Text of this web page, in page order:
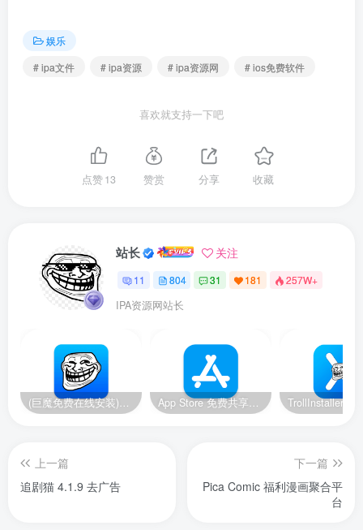
娱乐
# ipa文件
# ipa资源 # ipa资源网 # ios免费软件
喜欢就支持一下吧
点赞13 赞赏 分享 收藏
站长 关注
11 804 31 181 257W+
IPA资源网站长
(巨魔免费在线安装)14-14.8.1/15.2-17.0系统，巨魔安装器 快速安装巨魔商店2 App Store 免费共享账号【美区】【2024.11.19更新】
上一篇
追剧猫 4.1.9 去广告
下一篇
Pica Comic 福利漫画聚合平
台